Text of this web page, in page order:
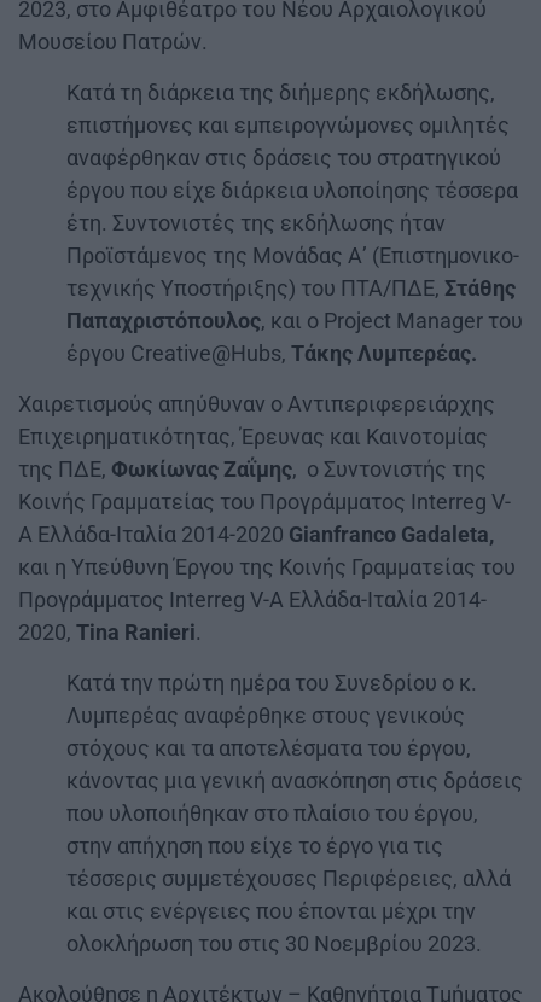
2023, στο Αμφιθέατρο του Νέου Αρχαιολογικού
Μουσείου Πατρών.
Κατά τη διάρκεια της διήμερης εκδήλωσης,
επιστήμονες και εμπειρογνώμονες ομιλητές
αναφέρθηκαν στις δράσεις του στρατηγικού
έργου που είχε διάρκεια υλοποίησης τέσσερα
έτη. Συντονιστές της εκδήλωσης ήταν
Προϊστάμενος της Μονάδας Α’ (Επιστημονικο-
τεχνικής Υποστήριξης) του ΠΤΑ/ΠΔΕ, Στάθης
Παπαχριστόπουλος, και ο Project Manager του
έργου Creative@Hubs, Τάκης Λυμπερέας.
Χαιρετισμούς απηύθυναν ο Αντιπεριφερειάρχης
Επιχειρηματικότητας, Έρευνας και Καινοτομίας
της ΠΔΕ, Φωκίωνας Ζαΐμης, ο Συντονιστής της
Κοινής Γραμματείας του Προγράμματος Interreg V-
A Ελλάδα-Ιταλία 2014-2020 Gianfranco Gadaleta,
και η Υπεύθυνη Έργου της Κοινής Γραμματείας του
Προγράμματος Interreg V-A Ελλάδα-Ιταλία 2014-
2020, Tina Ranieri.
Κατά την πρώτη ημέρα του Συνεδρίου ο κ.
Λυμπερέας αναφέρθηκε στους γενικούς
στόχους και τα αποτελέσματα του έργου,
κάνοντας μια γενική ανασκόπηση στις δράσεις
που υλοποιήθηκαν στο πλαίσιο του έργου,
στην απήχηση που είχε το έργο για τις
τέσσερις συμμετέχουσες Περιφέρειες, αλλά
και στις ενέργειες που έπονται μέχρι την
ολοκλήρωση του στις 30 Νοεμβρίου 2023.
Ακολούθησε η Αρχιτέκτων – Καθηγήτρια Τμήματος